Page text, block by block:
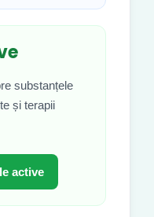
substanțele
și terapii
active